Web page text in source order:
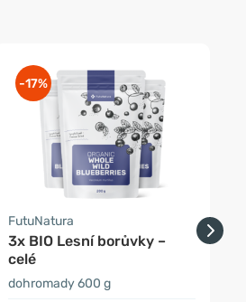
-17%
FutuNatura
3x BIO Lesní borůvky –
celé
dohromady 600 g